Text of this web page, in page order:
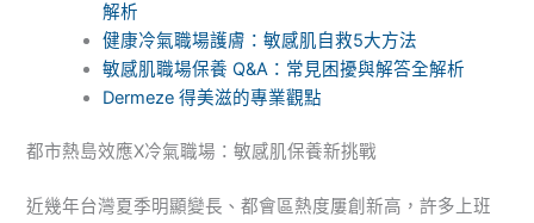
解析
健康冷氣職場護膚：敏感肌自救5大方法
敏感肌職場保養 Q&A：常見困擾與解答全解析
Dermeze 得美滋的專業觀點
都市熱島效應X冷氣職場：敏感肌保養新挑戰
近幾年台灣夏季明顯變長、都會區熱度屢創新高，許多上班